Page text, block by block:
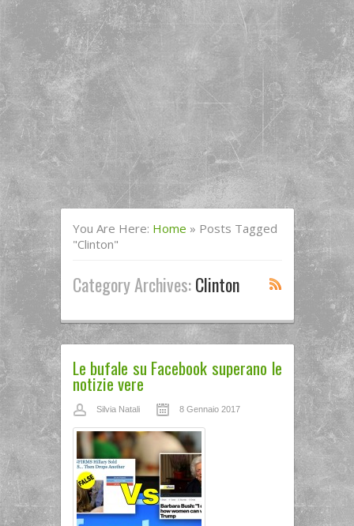
You Are Here: Home » Posts Tagged
"clinton"
Category Archives:Clinton
Le bufale su Facebook superano le
notizie vere
Silvia Natali 8 Gennaio 2017